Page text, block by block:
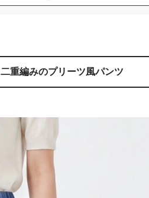
二重編みのプリーツ風パンツ